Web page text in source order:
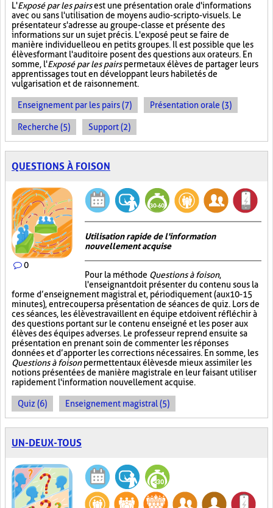
L'Exposé par les pairsest une présentation orale d'informations
avec ou sans l'utilisation de moyens audio-scripto-visuels. Le
présentateur s'adresse au groupe-classe et présente des
informations sur un sujet précis. L'exposé peut se faire de
manière individuelle ou en petits groupes. Il est possible que les
élèves formant l'auditoire posent des questions aux orateurs. En
somme, l'Exposé par les pairspermet aux élèves de partager leurs
apprentissages tout en développant leurs habiletés de
vulgarisation et de raisonnement.
Enseignement par les pairs (7) Présentation orale (3)
Recherche (5) Support (2)
QUESTIONS À FOISON
0
Utilisation rapide de l'information
nouvellement acquise
Pour la méthode Questions à foison,
l'enseignant doit présenter du contenu sous la
forme d’enseignement magistral et, périodiquement (aux 10-15
minutes), entrecouper sa présentation de séances de quiz. Lors de
ces séances, les élèves travaillent en équipe et doivent réfléchir à
des questions portant sur le contenu enseigné et les poser aux
élèves des équipes adverses. Le professeur reprend ensuite sa
présentation en prenant soin de commenter les réponses
données et d’apporter les corrections nécessaires. En somme, les
Questions à foisonpermettent aux élèves de mieux assimiler les
notions présentées de manière magistrale en leur faisant utiliser
rapidement l'information nouvellement acquise.
Quiz (6) Enseignement magistral (5)
UN-DEUX-TOUS